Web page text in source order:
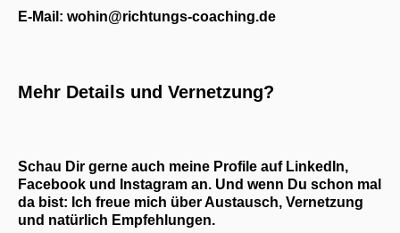
E-Mail: wohin@richtungs-coaching.de
Mehr Details und Vernetzung?
Schau Dir gerne auch meine Profile auf LinkedIn,
Facebook und Instagram an. Und wenn Du schon mal
da bist: Ich freue mich über Austausch, Vernetzung
und natürlich Empfehlungen.